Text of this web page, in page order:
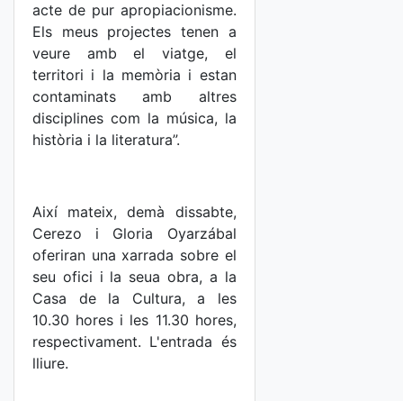
acte de pur apropiacionisme.
Els meus projectes tenen a
veure amb el viatge, el
territori i la memòria i estan
contaminats amb altres
disciplines com la música, la
història i la literatura”.
Així mateix, demà dissabte,
Cerezo i Gloria Oyarzábal
oferiran una xarrada sobre el
seu ofici i la seua obra, a la
Casa de la Cultura, a les
10.30 hores i les 11.30 hores,
respectivament. L'entrada és
lliure.